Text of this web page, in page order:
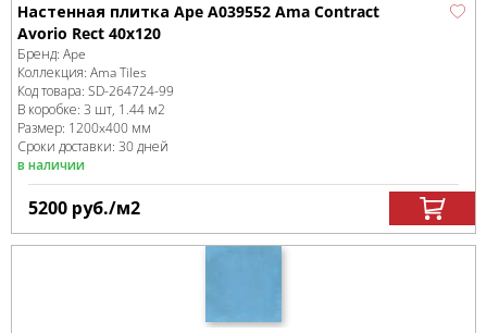
Настенная плитка Ape A039552 Ama Contract
Avorio Rect 40x120
Бренд: Ape
Коллекция: Ama Tiles
Код товара: SD-264724-99
В коробке: 3 шт, 1.44 м2
Размер: 1200x400 мм
Сроки доставки: 30 дней
в наличии
5200 руб./м2